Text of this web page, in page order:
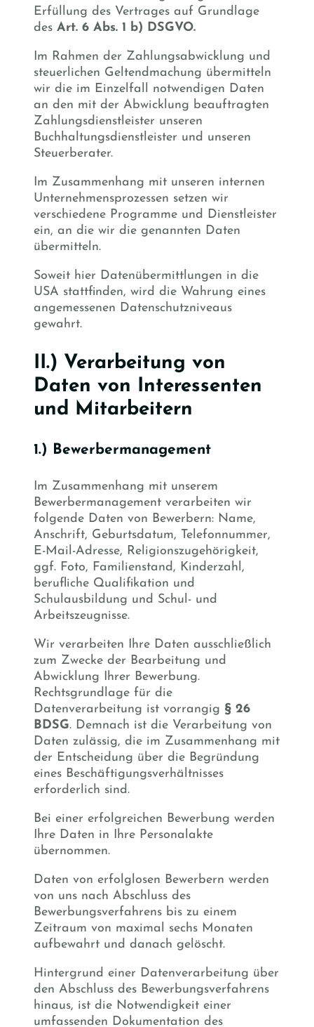
Erfüllung des Vertrages auf Grundlage
des Art. 6 Abs. 1 b) DSGVO.
Im Rahmen der Zahlungsabwicklung und
steuerlichen Geltendmachung übermitteln
wir die im Einzelfall notwendigen Daten
an den mit der Abwicklung beauftragten
Zahlungsdienstleister unseren
Buchhaltungsdienstleister und unseren
Steuerberater.
Im Zusammenhang mit unseren internen
Unternehmensprozessen setzen wir
verschiedene Programme und Dienstleister
ein, an die wir die genannten Daten
übermitteln.
Soweit hier Datenübermittlungen in die
USA stattfinden, wird die Wahrung eines
angemessenen Datenschutzniveaus
gewahrt.
II.) Verarbeitung von
Daten von Interessenten
und Mitarbeitern
1.) Bewerbermanagement
Im Zusammenhang mit unserem
Bewerbermanagement verarbeiten wir
folgende Daten von Bewerbern: Name,
Anschrift, Geburtsdatum, Telefonnummer,
E-Mail-Adresse, Religionszugehörigkeit,
ggf. Foto, Familienstand, Kinderzahl,
berufliche Qualifikation und
Schulausbildung und Schul- und
Arbeitszeugnisse.
Wir verarbeiten Ihre Daten ausschließlich
zum Zwecke der Bearbeitung und
Abwicklung Ihrer Bewerbung.
Rechtsgrundlage für die
Datenverarbeitung ist vorrangig § 26
BDSG. Demnach ist die Verarbeitung von
Daten zulässig, die im Zusammenhang mit
der Entscheidung über die Begründung
eines Beschäftigungsverhältnisses
erforderlich sind.
Bei einer erfolgreichen Bewerbung werden
Ihre Daten in Ihre Personalakte
übernommen.
Daten von erfolglosen Bewerbern werden
von uns nach Abschluss des
Bewerbungsverfahrens bis zu einem
Zeitraum von maximal sechs Monaten
aufbewahrt und danach gelöscht.
Hintergrund einer Datenverarbeitung über
den Abschluss des Bewerbungsverfahrens
hinaus, ist die Notwendigkeit einer
umfassenden Dokumentation des